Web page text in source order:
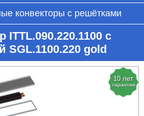
конвекторы с решётками
ITTL.090.220.1100 с
SGL.1100.220 gold
10 лет
гарантия